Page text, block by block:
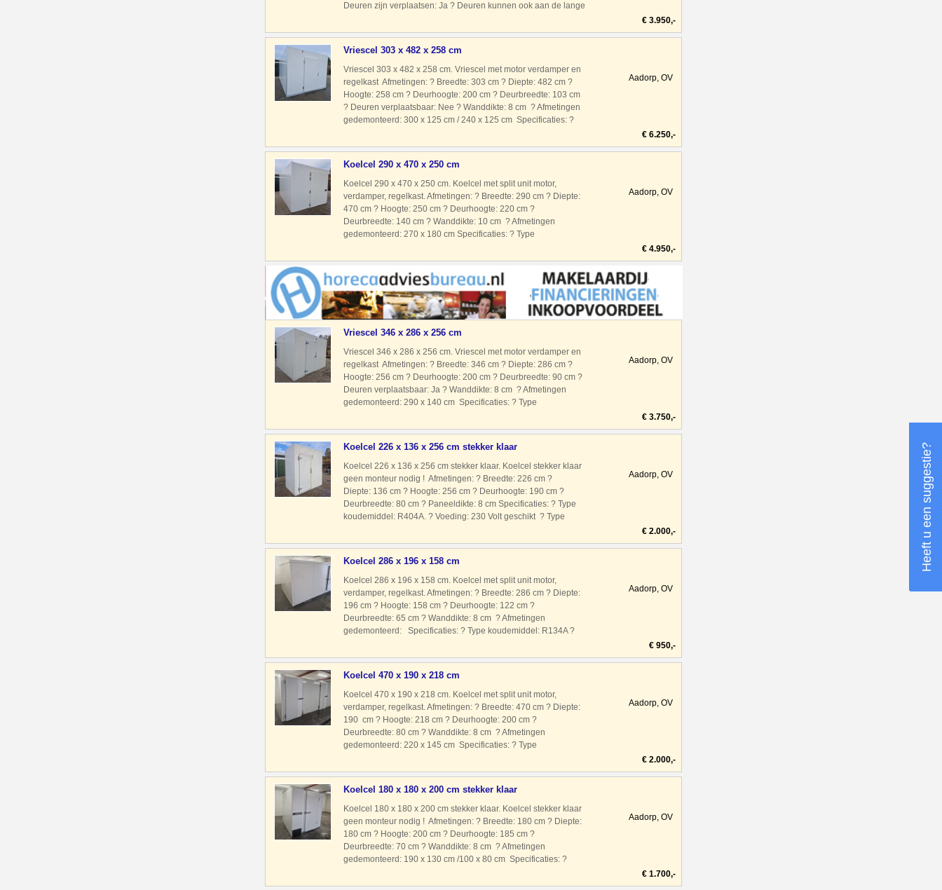
Deuren zijn verplaatsen: Ja ? Deuren kunnen ook aan de lange
€ 3.950,-
Vriescel 303 x 482 x 258 cm
Vriescel 303 x 482 x 258 cm. Vriescel met motor verdamper en
regelkast Afmetingen: ? Breedte: 303 cm ? Diepte: 482 cm ?
Hoogte: 258 cm ? Deurhoogte: 200 cm ? Deurbreedte: 103 cm
? Deuren verplaatsbaar: Nee ? Wanddikte: 8 cm ? Afmetingen
gedemonteerd: 300 x 125 cm / 240 x 125 cm Specificaties: ?
Aadorp, OV
€ 6.250,-
Koelcel 290 x 470 x 250 cm
Koelcel 290 x 470 x 250 cm. Koelcel met split unit motor,
verdamper, regelkast. Afmetingen: ? Breedte: 290 cm ? Diepte:
470 cm ? Hoogte: 250 cm ? Deurhoogte: 220 cm ?
Deurbreedte: 140 cm ? Wanddikte: 10 cm ? Afmetingen
gedemonteerd: 270 x 180 cm Specificaties: ? Type
unit met motor verda
Aadorp, OV
€ 4.950,-
Vriescel 346 x 286 x 256 cm
Vriescel 346 x 286 x 256 cm. Vriescel met motor verdamper en
regelkast Afmetingen: ? Breedte: 346 cm ? Diepte: 286 cm ?
Hoogte: 256 cm ? Deurhoogte: 200 cm ? Deurbreedte: 90 cm ?
Deuren verplaatsbaar: Ja ? Wanddikte: 8 cm ? Afmetingen
gedemonteerd: 290 x 140 cm Specificaties: ? Type
uni
Aadorp, OV
€ 3.750,-
Koelcel 226 x 136 x 256 cm stekker klaar
Koelcel 226 x 136 x 256 cm stekker klaar. Koelcel stekker klaar
geen monteur nodig ! Afmetingen: ? Breedte: 226 cm ?
Diepte: 136 cm ? Hoogte: 256 cm ? Deurhoogte: 190 cm ?
Deurbreedte: 80 cm ? Paneeldikte: 8 cm Specificaties: ? Type
koudemiddel: R404A. ? Voeding: 230 Volt geschikt ? Type
Aadorp, OV
€ 2.000,-
Koelcel 286 x 196 x 158 cm
Koelcel 286 x 196 x 158 cm. Koelcel met split unit motor,
verdamper, regelkast. Afmetingen: ? Breedte: 286 cm ? Diepte:
196 cm ? Hoogte: 158 cm ? Deurhoogte: 122 cm ?
Deurbreedte: 65 cm ? Wanddikte: 8 cm ? Afmetingen
gedemonteerd: Specificaties: ? Type koudemiddel: R134A ?
verdamper en regel
Aadorp, OV
€ 950,-
Koelcel 470 x 190 x 218 cm
Koelcel 470 x 190 x 218 cm. Koelcel met split unit motor,
verdamper, regelkast. Afmetingen: ? Breedte: 470 cm ? Diepte:
190 cm ? Hoogte: 218 cm ? Deurhoogte: 200 cm ?
Deurbreedte: 80 cm ? Wanddikte: 8 cm ? Afmetingen
gedemonteerd: 220 x 145 cm Specificaties: ? Type
unit met motor verdam
Aadorp, OV
€ 2.000,-
Koelcel 180 x 180 x 200 cm stekker klaar
Koelcel 180 x 180 x 200 cm stekker klaar. Koelcel stekker klaar
geen monteur nodig ! Afmetingen: ? Breedte: 180 cm ? Diepte:
180 cm ? Hoogte: 200 cm ? Deurhoogte: 185 cm ?
Deurbreedte: 70 cm ? Wanddikte: 8 cm ? Afmetingen
gedemonteerd: 190 x 130 cm /100 x 80 cm Specificaties: ?
motor: Stekkerk
Aadorp, OV
€ 1.700,-
Heeft u een suggestie?